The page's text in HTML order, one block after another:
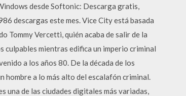
desde Softonic: Descarga gratis,
descargas este mes. Vice City está basada
Tommy Vercetti, quién acaba de salir de la
culpables mientras edifica un imperio criminal
a los años 80. De la década de los
hombre a lo más alto del escalafón criminal.
una de las ciudades digitales más variadas,